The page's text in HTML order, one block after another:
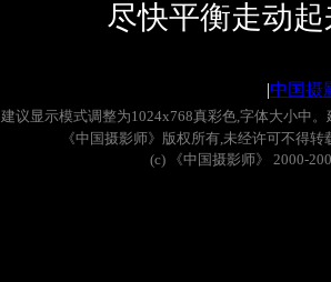
尽快平衡走动
|中国摄
建议显示模式调整为1024x768真彩色,字体大小中。
《中国摄影师》版权所有,未经许可不得转
(c)
《中国摄影师》 2000-200